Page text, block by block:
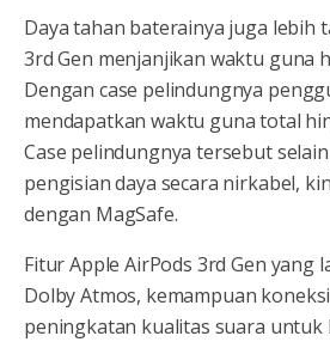
Daya tahan baterainya juga lebih
3rd Gen menjanjikan waktu guna
Dengan case pelindungnya
mendapatkan waktu guna total
Case pelindungnya tersebut
pengisian daya secara nirkabel,
dengan MagSafe.
Fitur Apple AirPods 3rd Gen yang
Dolby Atmos, kemampuan
peningkatan kualitas suara untuk